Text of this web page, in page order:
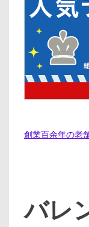
創業百余年の老
バレ